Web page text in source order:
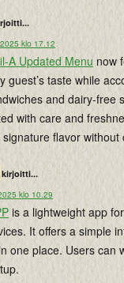
klo 17.12
A Updated Menu now
guest’s taste while
and dairy-free
with care and
signature flavor
kirjoitti...
klo 10.29
is a lightweight app
It offers a simple
one place. Users can